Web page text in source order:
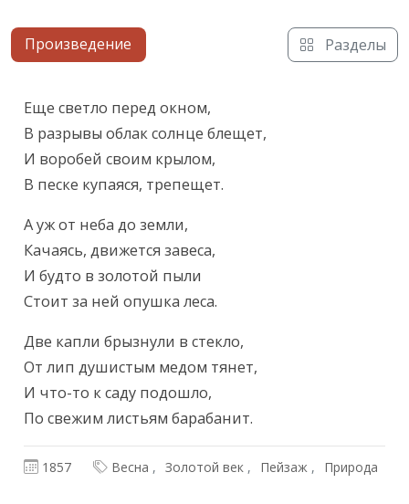
Произведение Разделы
Текст произведения
Еще светло перед окном,
В разрывы облак солнце блещет,
И воробей своим крылом,
В песке купаяся, трепещет.
А уж от неба до земли,
Качаясь, движется завеса,
И будто в золотой пыли
Стоит за ней опушка леса.
Две капли брызнули в стекло,
От лип душистым медом тянет,
И что-то к саду подошло,
По свежим листьям барабанит.
1857 Весна Золотой век Пейзаж Природа